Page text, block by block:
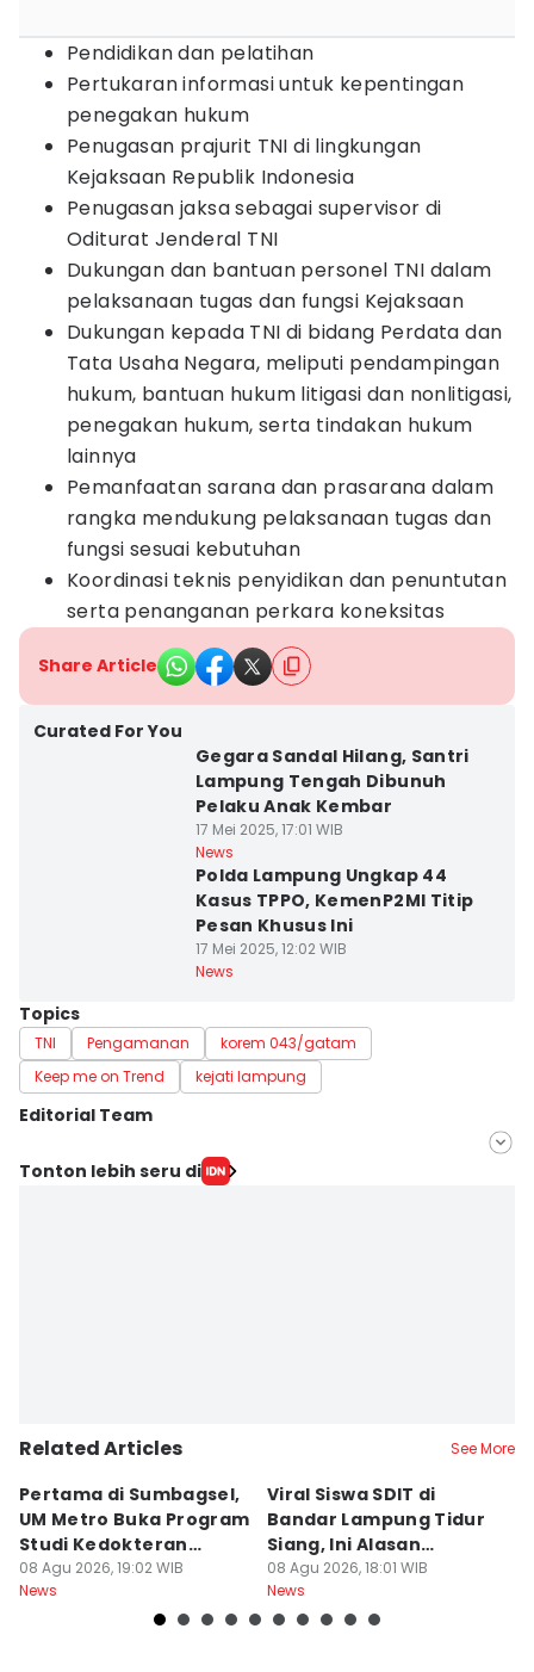
Pendidikan dan pelatihan
Pertukaran informasi untuk kepentingan
penegakan hukum
Penugasan prajurit TNI di lingkungan
Kejaksaan Republik Indonesia
Penugasan jaksa sebagai supervisor di
Oditurat Jenderal TNI
Dukungan dan bantuan personel TNI dalam
pelaksanaan tugas dan fungsi Kejaksaan
Dukungan kepada TNI di bidang Perdata dan
Tata Usaha Negara, meliputi pendampingan
hukum, bantuan hukum litigasi dan nonlitigasi,
penegakan hukum, serta tindakan hukum
lainnya
Pemanfaatan sarana dan prasarana dalam
rangka mendukung pelaksanaan tugas dan
fungsi sesuai kebutuhan
Koordinasi teknis penyidikan dan penuntutan
serta penanganan perkara koneksitas
Share Article
Curated For You
Gegara Sandal Hilang, Santri
Lampung Tengah Dibunuh
Pelaku Anak Kembar
17 Mei 2025, 17:01 WIB
News
Polda Lampung Ungkap 44
Kasus TPPO, KemenP2MI Titip
Pesan Khusus Ini
17 Mei 2025, 12:02 WIB
News
Topics
TNI Pengamanan
korem 043/gatam
Keep me on Trend
kejati lampung
Editorial Team
Editor
Tonton lebih seru di
Related Articles See More
Pertama di Sumbagsel,
UM Metro Buka Program
Studi Kedokteran
Hewan
08 Agu 2026, 19:02 WIB
News
Viral Siswa SDIT di
Bandar Lampung Tidur
Siang, Ini Alasan
Sekolah
08 Agu 2026, 18:01 WIB
News